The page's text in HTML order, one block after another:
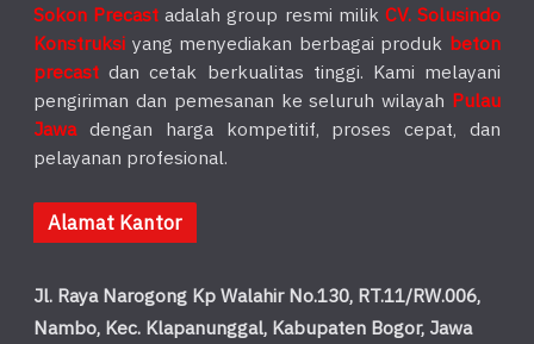
Sokon Precast adalah group resmi milik CV. Solusindo
Konstruksi yang menyediakan berbagai produk beton
precast dan cetak berkualitas tinggi. Kami melayani
pengiriman dan pemesanan ke seluruh wilayah Pulau
Jawadengan harga kompetitif, proses cepat, dan
pelayanan profesional.
Alamat Kantor
Jl. Raya Narogong Kp Walahir No.130, RT.11/RW.006,
Nambo, Kec. Klapanunggal, Kabupaten Bogor, Jawa